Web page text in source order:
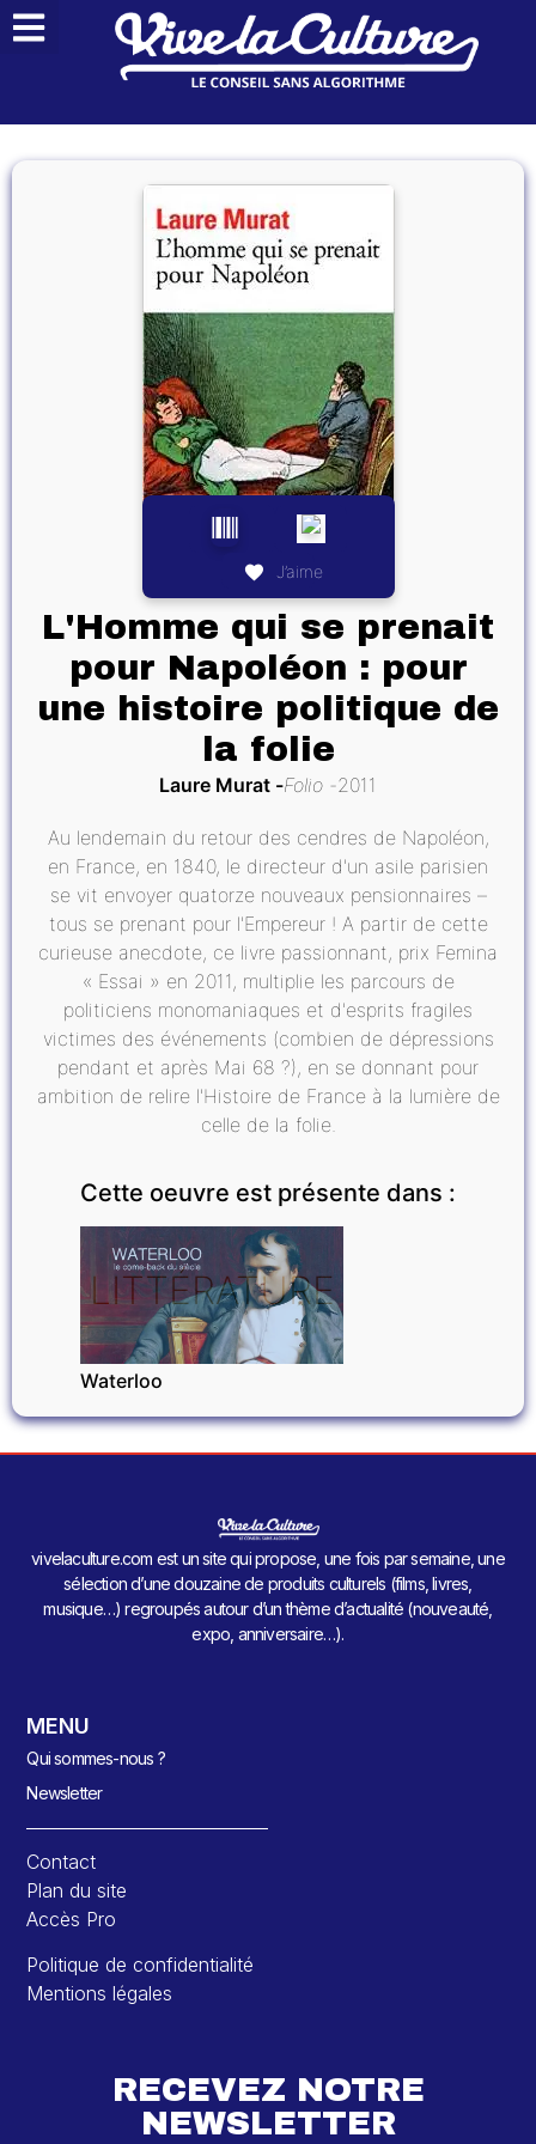
J’aime
L'Homme qui se prenait
pour Napoléon : pour
une histoire politique de
la folie
Laure Murat Folio 2011
Au lendemain du retour des cendres de Napoléon,
en France, en 1840, le directeur d'un asile parisien
se vit envoyer quatorze nouveaux pensionnaires –
tous se prenant pour l'Empereur ! A partir de cette
curieuse anecdote, ce livre passionnant, prix Femina
« Essai » en 2011, multiplie les parcours de
politiciens monomaniaques et d'esprits fragiles
victimes des événements (combien de dépressions
pendant et après Mai 68 ?), en se donnant pour
ambition de relire l'Histoire de France à la lumière de
celle de la folie.
Cette oeuvre est présente dans :
LITTÉRATURE
Waterloo
vivelaculture.com est un site qui propose, une fois par semaine, une
sélection d’une douzaine de produits culturels (films, livres,
musique…) regroupés autour d’un thème d’actualité (nouveauté,
expo, anniversaire…).
MENU
Qui sommes-nous ?
Newsletter
Contact
Plan du site
Accès Pro
Politique de confidentialité
Mentions légales
RECEVEZ NOTRE
NEWSLETTER